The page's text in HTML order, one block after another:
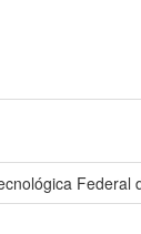
Federal